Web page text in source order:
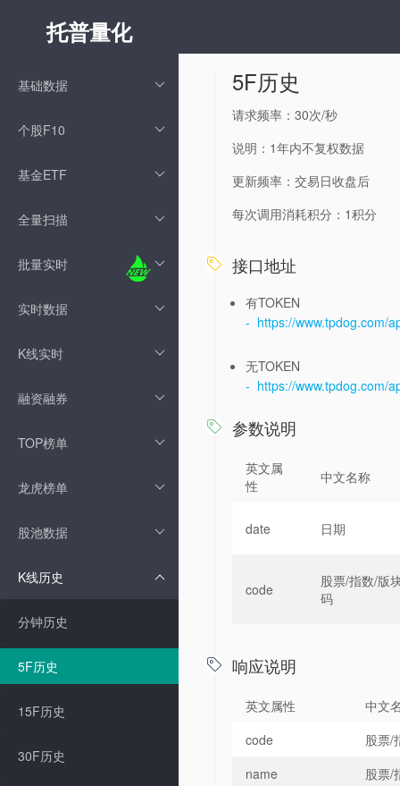
托普量化
基础数据
个股F10
基金ETF
全量扫描
批量实时
实时数据
K线实时
融资融券
TOP榜单
龙虎榜单
股池数据
K线历史
分钟历史
5F历史
15F历史
30F历史
5F历史
请求频率：30次/秒
说明：1年内不复权数据
更新频率：交易日收盘后
每次调用消耗积分：1积分
 接口地址
有TOKEN
- https://www.tpdog.com/
无TOKEN
- https://www.tpdog.com/
 参数说明
英文属
性
中文名称
date 日期
code
股票/指数/版
码
 响应说明
英文属性
中文
code
股票/
name
股票/